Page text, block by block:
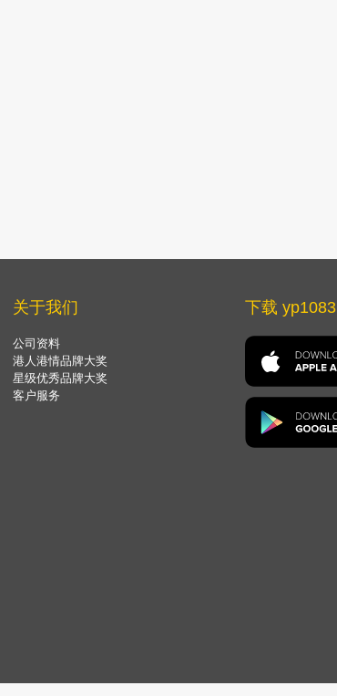
关于我们
公司资料
港人港情品牌大奖
星级优秀品牌大奖
客户服务
下载 yp1083